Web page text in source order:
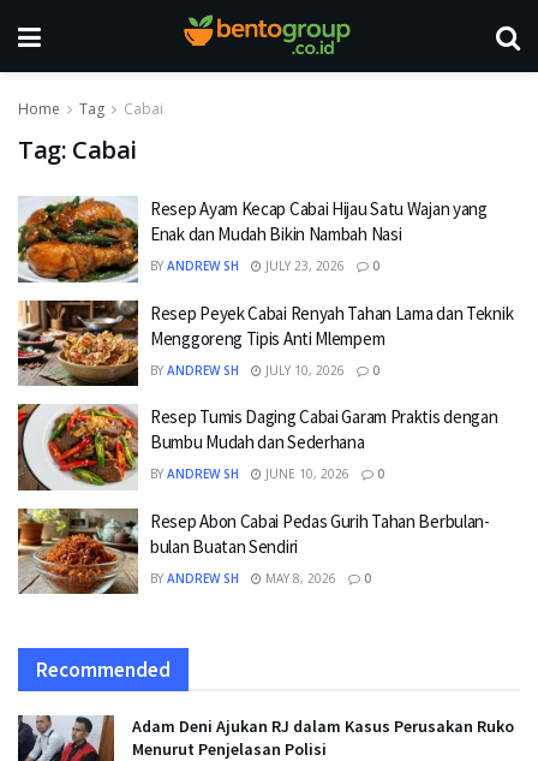
Home Tag Cabai
Tag: Cabai
Resep Ayam Kecap Cabai Hijau Satu Wajan yang
Enak dan Mudah Bikin Nambah Nasi
BY ANDREW SH JULY 23, 2026 0
Resep Peyek Cabai Renyah Tahan Lama dan Teknik
Menggoreng Tipis Anti Mlempem
BY ANDREW SH JULY 10, 2026 0
Resep Tumis Daging Cabai Garam Praktis dengan
Bumbu Mudah dan Sederhana
BY ANDREW SH JUNE 10, 2026 0
Resep Abon Cabai Pedas Gurih Tahan Berbulan-
bulan Buatan Sendiri
BY ANDREW SH MAY 8, 2026 0
Recommended
Adam Deni Ajukan RJ dalam Kasus Perusakan Ruko
Menurut Penjelasan Polisi